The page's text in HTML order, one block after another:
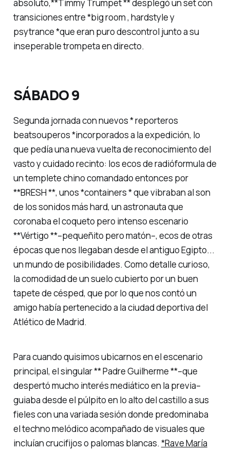
absoluto,**Timmy Trumpet ** desplegó un set con
transiciones entre *big room, hardstyley
psytrance *que eran puro descontrol junto a su
inseperable trompeta en directo.
SÁBADO 9
Segunda jornada con nuevos * reporteros
beatsouperos *incorporados a la expedición, lo
que pedía una nueva vuelta de reconocimiento del
vasto y cuidado recinto: los ecos de radióformula de
un templete chino comandado entonces por
**BRESH **, unos *containers * que vibraban al son
de los sonidos más hard, un astronauta que
coronaba el coqueto pero intenso escenario
**Vértigo **–pequeñito pero matón–, ecos de otras
épocas que nos llegaban desde el antiguo Egipto...
un mundo de posibilidades. Como detalle curioso,
la comodidad de un suelo cubierto por un buen
tapete de césped, que por lo que nos contó un
amigo había pertenecido a la ciudad deportiva del
Atlético de Madrid.
Para cuando quisimos ubicarnos en el escenario
principal, el singular ** Padre Guilherme **–que
despertó mucho interés mediático en la previa–
guiaba desde el púlpito en lo alto del castillo a sus
fieles con una variada sesión donde predominaba
el techno melódico acompañado de visuales que
incluían crucifijos o palomas blancas. *Rave María